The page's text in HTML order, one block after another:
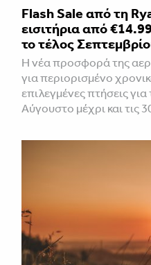
Flash Sale από τη
εισιτήρια από
το τέλος
Η νέα προσφορά της
για περιορισμένο
επιλεγμένες πτήσεις
Αύγουστο μέχρι και τις